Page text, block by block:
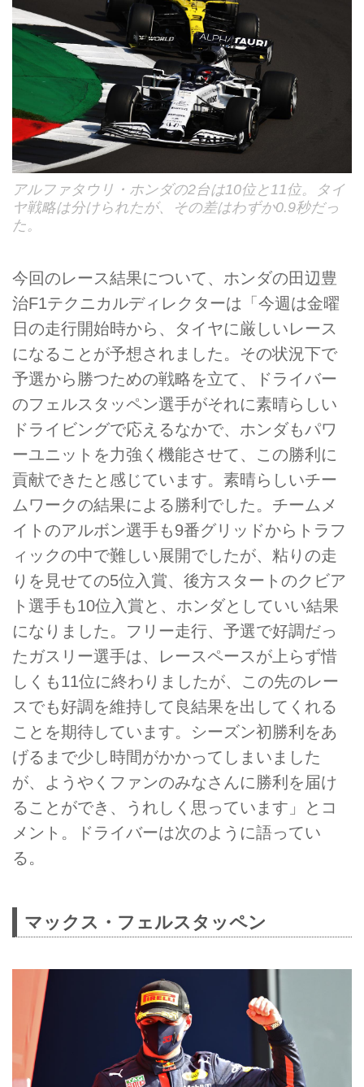
アルファタウリ・ホンダの2台は10位と11位。タイ
ヤ戦略は分けられたが、その差はわずか0.9秒だっ
た。
今回のレース結果について、ホンダの田辺豊
治F1テクニカルディレクターは「今週は金曜
日の走行開始時から、タイヤに厳しいレース
になることが予想されました。その状況下で
予選から勝つための戦略を立て、ドライバー
のフェルスタッペン選手がそれに素晴らしい
ドライビングで応えるなかで、ホンダもパワ
ーユニットを力強く機能させて、この勝利に
貢献できたと感じています。素晴らしいチー
ムワークの結果による勝利でした。チームメ
イトのアルボン選手も9番グリッドからトラフ
ィックの中で難しい展開でしたが、粘りの走
りを見せての5位入賞、後方スタートのクビア
ト選手も10位入賞と、ホンダとしていい結果
になりました。フリー走行、予選で好調だっ
たガスリー選手は、レースペースが上らず惜
しくも11位に終わりましたが、この先のレー
スでも好調を維持して良結果を出してくれる
ことを期待しています。シーズン初勝利をあ
げるまで少し時間がかかってしまいました
が、ようやくファンのみなさんに勝利を届け
ることができ、うれしく思っています」とコ
メント。ドライバーは次のように語ってい
る。
マックス・フェルスタッペン